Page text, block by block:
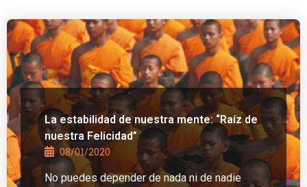
La estabilidad de nuestra mente: “Raíz de
nuestra Felicidad”
08/01/2020
No puedes depender de nada ni de nadie